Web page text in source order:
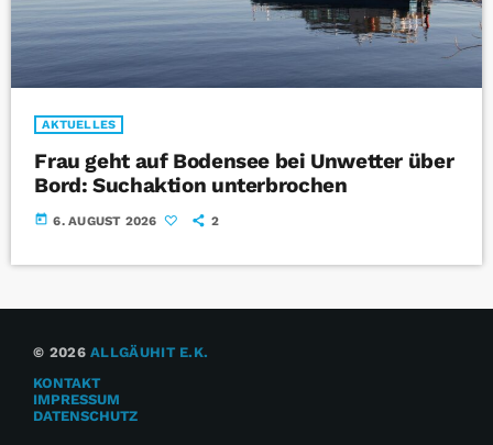
AKTUELLES
Frau geht auf Bodensee bei Unwetter über
Bord: Suchaktion unterbrochen
today 6. AUGUST 2026 2
© 2026ALLGÄUHIT E.K.
KONTAKT
IMPRESSUM
DATENSCHUTZ